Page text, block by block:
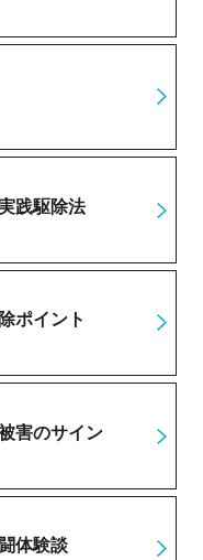
践駆除法
ポイント
害のサイン
体験談